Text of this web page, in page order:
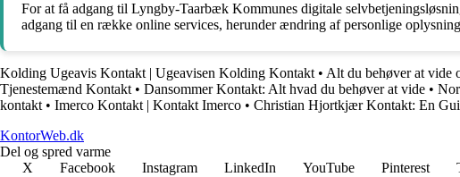
For at få adgang til Lyngby-Taarbæk Kommunes digitale
adgang til en række online services, herunder ændring af personlige
Kolding Ugeavis Kontakt | Ugeavisen Kolding Kontakt • Alt du behøver at vide
Tjenestemænd Kontakt • Dansommer Kontakt: Alt hvad du behøver at vide •
kontakt • Imerco Kontakt | Kontakt Imerco • Christian Hjortkjær Kontakt: En
KontorWeb.dk
Del og spred varme
X
Facebook Instagram LinkedIn YouTube Pinterest